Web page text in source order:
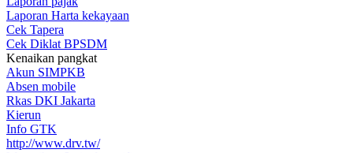
Laporan Harta kekayaan
Cek Tapera
Cek Diklat BPSDM
Kenaikan pangkat
Akun SIMPKB
Absen mobile
Rkas DKI Jakarta
Kierun
Info GTK
http://www.drv.tw/